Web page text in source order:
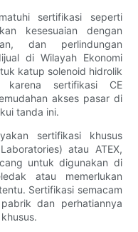
sertifikasi seperti
kesesuaian dengan
dan perlindungan
di Wilayah Ekonomi
katup solenoid hidrolik
sertifikasi CE
akses pasar di
tanda ini.
sertifikasi khusus
atau ATEX,
untuk digunakan di
atau memerlukan
Sertifikasi semacam
dan perhatiannya